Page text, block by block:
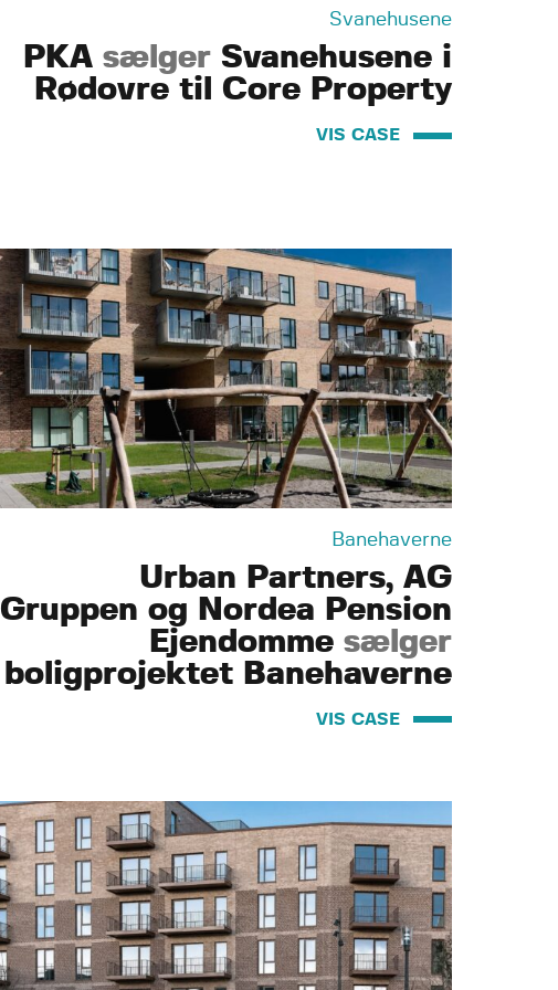
Svanehusene
PKA sælger Svanehusene i
Rødovre til Core Property
VIS CASE
Banehaverne
Urban Partners, AG
Gruppen og Nordea Pension
Ejendomme sælger
boligprojektet Banehaverne
VIS CASE